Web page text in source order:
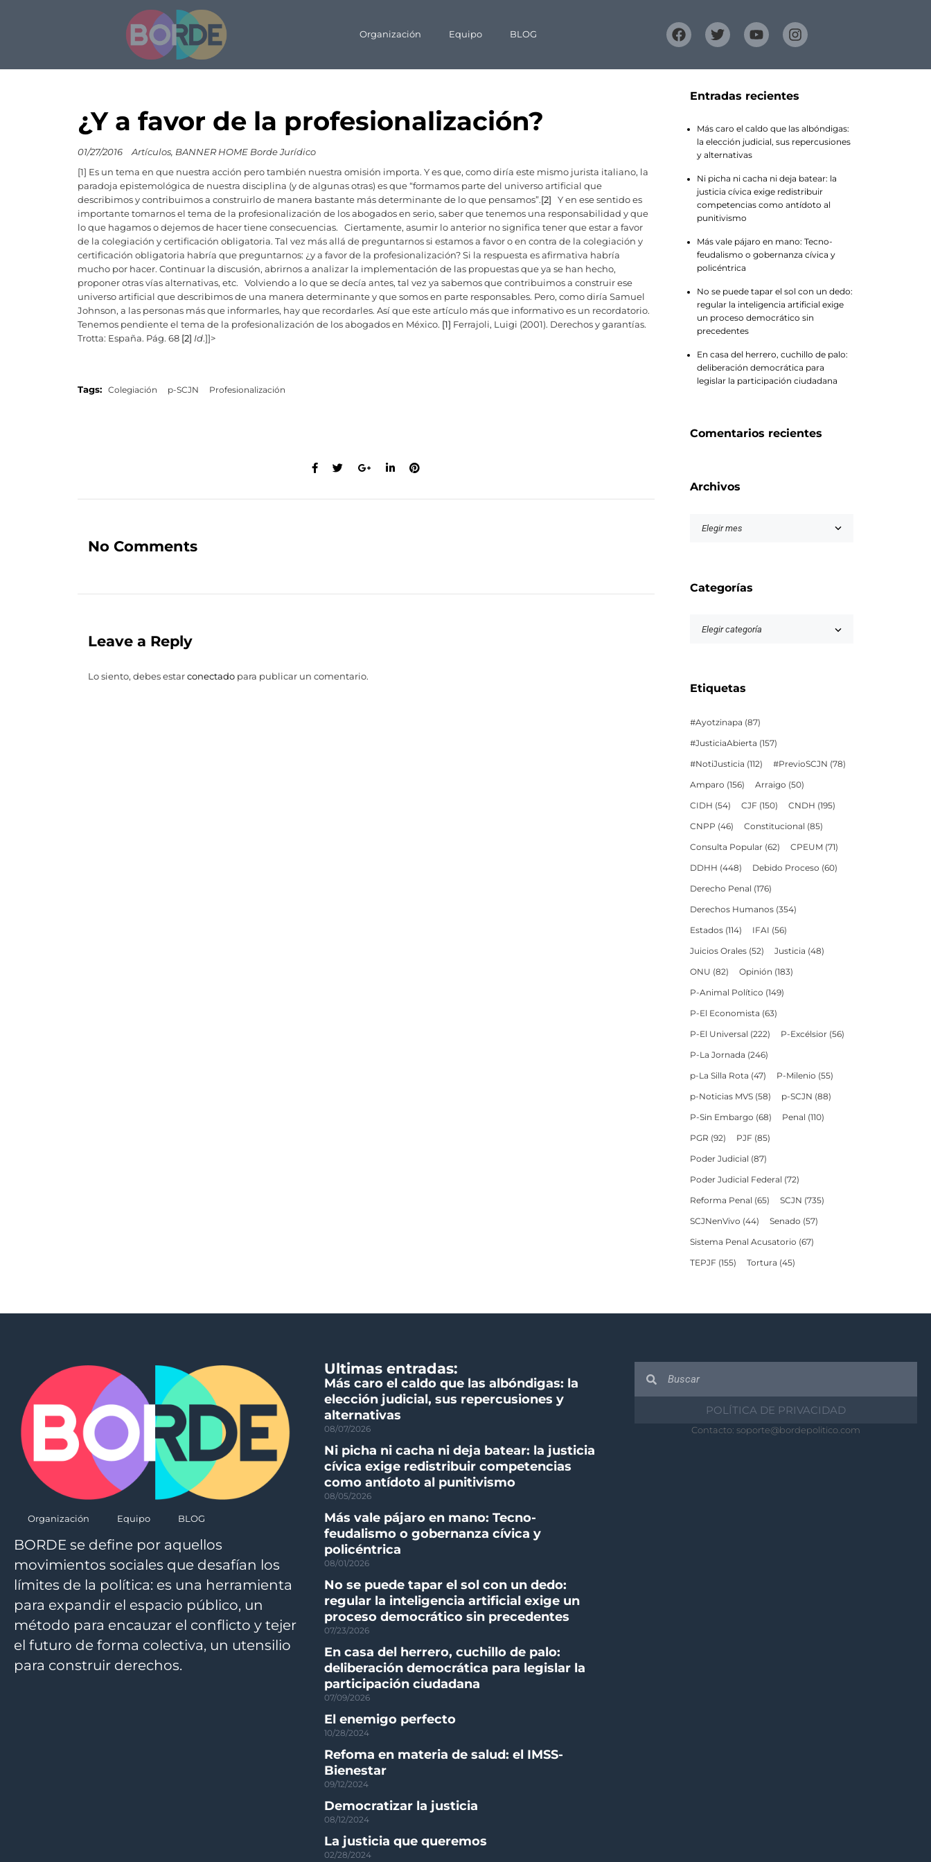
Organización Equipo BLOG
¿Y a favor de la profesionalización?
01/27/2016 Artículos BANNER HOME Borde Jurídico
[1] Es un tema en que nuestra acción pero también nuestra omisión importa. Y es que, como diría este mismo jurista italiano, la
paradoja epistemológica de nuestra disciplina (y de algunas otras) es que “formamos parte del universo artificial que
describimos y contribuimos a construirlo de manera bastante más determinante de lo que pensamos”.[2] Y en ese sentido es
importante tomarnos el tema de la profesionalización de los abogados en serio, saber que tenemos una responsabilidad y que
lo que hagamos o dejemos de hacer tiene consecuencias. Ciertamente, asumir lo anterior no significa tener que estar a favor
de la colegiación y certificación obligatoria. Tal vez más allá de preguntarnos si estamos a favor o en contra de la colegiación y
certificación obligatoria habría que preguntarnos: ¿y a favor de la profesionalización? Si la respuesta es afirmativa habría
mucho por hacer. Continuar la discusión, abrirnos a analizar la implementación de las propuestas que ya se han hecho,
proponer otras vías alternativas, etc. Volviendo a lo que se decía antes, tal vez ya sabemos que contribuimos a construir ese
universo artificial que describimos de una manera determinante y que somos en parte responsables. Pero, como diría Samuel
Johnson, a las personas más que informarles, hay que recordarles. Así que este artículo más que informativo es un recordatorio.
Tenemos pendiente el tema de la profesionalización de los abogados en México. [1] Ferrajoli, Luigi (2001). Derechos y garantías.
Trotta: España. Pág. 68 [2] Id.]]>
Tags: Colegiación p-SCJN Profesionalización
No Comments
Leave a Reply
Lo siento, debes estar conectado para publicar un comentario.
Entradas recientes
Más caro el caldo que las albóndigas:
la elección judicial, sus repercusiones
y alternativas
Ni picha ni cacha ni deja batear: la
justicia cívica exige redistribuir
competencias como antídoto al
punitivismo
Más vale pájaro en mano: Tecno-
feudalismo o gobernanza cívica y
policéntrica
No se puede tapar el sol con un dedo:
regular la inteligencia artificial exige
un proceso democrático sin
precedentes
En casa del herrero, cuchillo de palo:
deliberación democrática para
legislar la participación ciudadana
Comentarios recientes
Archivos
Categorías
Etiquetas
#Ayotzinapa (87)
#JusticiaAbierta (157)
#NotiJusticia (112) #PrevioSCJN (78)
Amparo (156) Arraigo (50)
CIDH (54) CJF (150) CNDH (195)
CNPP (46) Constitucional (85)
Consulta Popular (62) CPEUM (71)
DDHH (448) Debido Proceso (60)
Derecho Penal (176)
Derechos Humanos (354)
Estados (114) IFAI (56)
Juicios Orales (52) Justicia (48)
ONU (82) Opinión (183)
P-Animal Político (149)
P-El Economista (63)
P-El Universal (222) P-Excélsior (56)
P-La Jornada (246)
p-La Silla Rota (47) P-Milenio (55)
p-Noticias MVS (58) p-SCJN (88)
P-Sin Embargo (68) Penal (110)
PGR (92) PJF (85)
Poder Judicial (87)
Poder Judicial Federal (72)
Reforma Penal (65) SCJN (735)
SCJNenVivo (44) Senado (57)
Sistema Penal Acusatorio (67)
TEPJF (155) Tortura (45)
Organización Equipo BLOG
BORDE se define por aquellos
movimientos sociales que desafían los
límites de la política: es una herramienta
para expandir el espacio público, un
método para encauzar el conflicto y tejer
el futuro de forma colectiva, un utensilio
para construir derechos.
Ultimas entradas:
Más caro el caldo que las albóndigas: la
elección judicial, sus repercusiones y
alternativas
08/07/2026
Ni picha ni cacha ni deja batear: la justicia
cívica exige redistribuir competencias
como antídoto al punitivismo
08/05/2026
Más vale pájaro en mano: Tecno-
feudalismo o gobernanza cívica y
policéntrica
08/01/2026
No se puede tapar el sol con un dedo:
regular la inteligencia artificial exige un
proceso democrático sin precedentes
07/23/2026
En casa del herrero, cuchillo de palo:
deliberación democrática para legislar la
participación ciudadana
07/09/2026
El enemigo perfecto
10/28/2024
Refoma en materia de salud: el IMSS-
Bienestar
09/12/2024
Democratizar la justicia
08/12/2024
La justicia que queremos
02/28/2024
POLÍTICA DE PRIVACIDAD
Contacto: soporte@bordepolitico.com